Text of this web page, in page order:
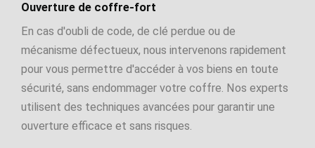
Ouverture de coffre-fort
En cas d'oubli de code, de clé perdue ou de
mécanisme défectueux, nous intervenons rapidement
pour vous permettre d'accéder à vos biens en toute
sécurité, sans endommager votre coffre. Nos experts
utilisent des techniques avancées pour garantir une
ouverture efficace et sans risques.